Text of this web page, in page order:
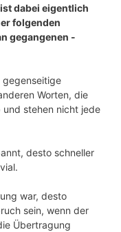
dabei eigentlich
folgenden
gegangenen -
gegenseitige
Worten, die
und stehen nicht jede
desto schneller
war, desto
sein, wenn der
Übertragung